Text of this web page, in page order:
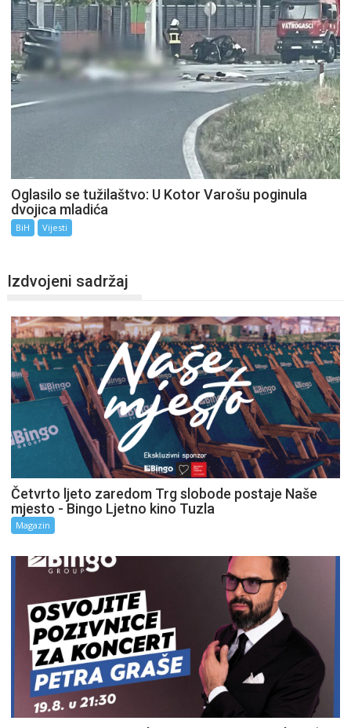
Oglasilo se tužilaštvo: U Kotor Varošu poginula
dvojica mladića
BiH Vijesti
Izdvojeni sadržaj
Četvrto ljeto zaredom Trg slobode postaje Naše
mjesto - Bingo Ljetno kino Tuzla
Magazin